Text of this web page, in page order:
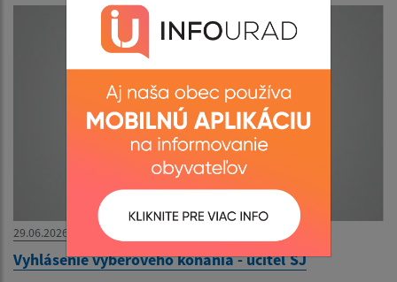
29.06.2026
Vyhlásenie výberového konania - učiteľ SJ